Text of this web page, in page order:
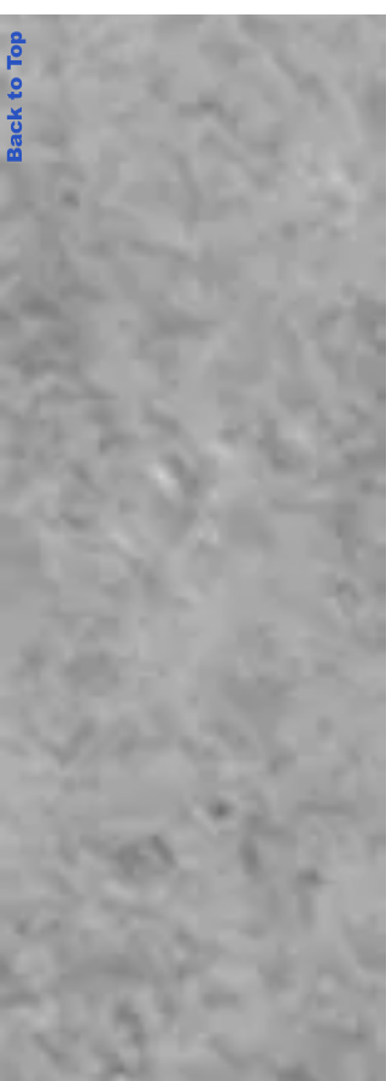
క‌మిష‌న్‌ను నియ‌మించి, ఐఆర్‌ను
ఎ.విద్యాసాగర్, కె.ఎస్.ఎస్.ప్రసాద్
Back to Top